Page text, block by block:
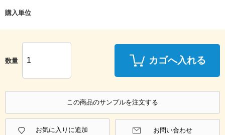
購入単位
数量 カゴへ入れる
この商品のサンプルを注文する
お気に入りに追加 お問い合わせ